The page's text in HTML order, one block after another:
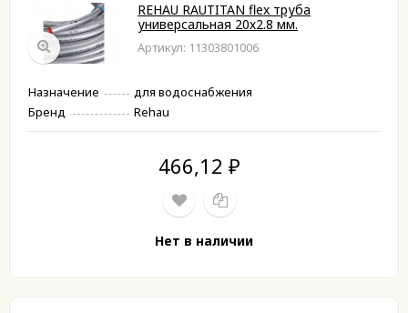
REHAU RAUTITAN flex труба
универсальная 20х2.8 мм.
Артикул: 11303801006
Назначение
для водоснабжения
Бренд
Rehau
466,12 ₽
Нет в наличии